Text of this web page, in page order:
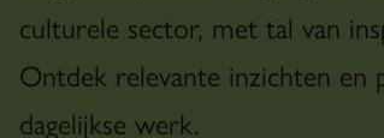
nieuw publiek
achterliggende
beeldmateriaal
culturele sector, met tal van
Ontdek relevante inzichten en
dagelijkse werk.